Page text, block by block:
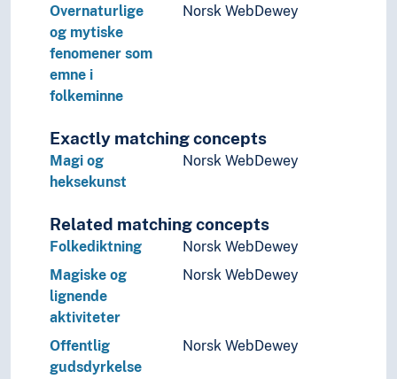
Overnaturlige
og mytiske
fenomener som
emne i
folkeminne
Norsk WebDewey
Exactly matching concepts
Magi og
heksekunst
Norsk WebDewey
Related matching concepts
Folkediktning
Norsk WebDewey
Magiske og
lignende
aktiviteter
Norsk WebDewey
Offentlig
gudsdyrkelse
Norsk WebDewey